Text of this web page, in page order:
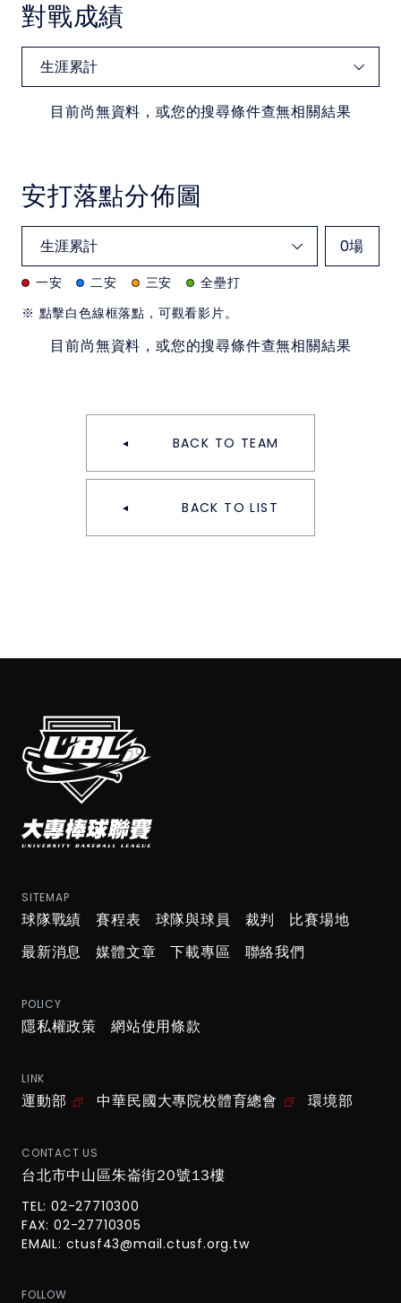
對戰成績
目前尚無資料，或您的搜尋條件查無相關結果
安打落點分佈圖
0場
一安 二安 三安
全壘打
※ 點擊白色線框落點，可觀看影片。
目前尚無資料，或您的搜尋條件查無相關結果
BACK TO TEAM
BACK TO LIST
SITEMAP
球隊戰績 賽程表 球隊與球員 裁判
比賽場地
最新消息
媒體文章 下載專區 聯絡我們
POLICY
隱私權政策 網站使用條款
LINK
運動部 中華民國大專院校體育總會 環境部
CONTACT US
台北市中山區朱崙街20號13樓
TEL: 02-27710300
FAX: 02-27710305
EMAIL: ctusf43@mail.ctusf.org.tw
FOLLOW